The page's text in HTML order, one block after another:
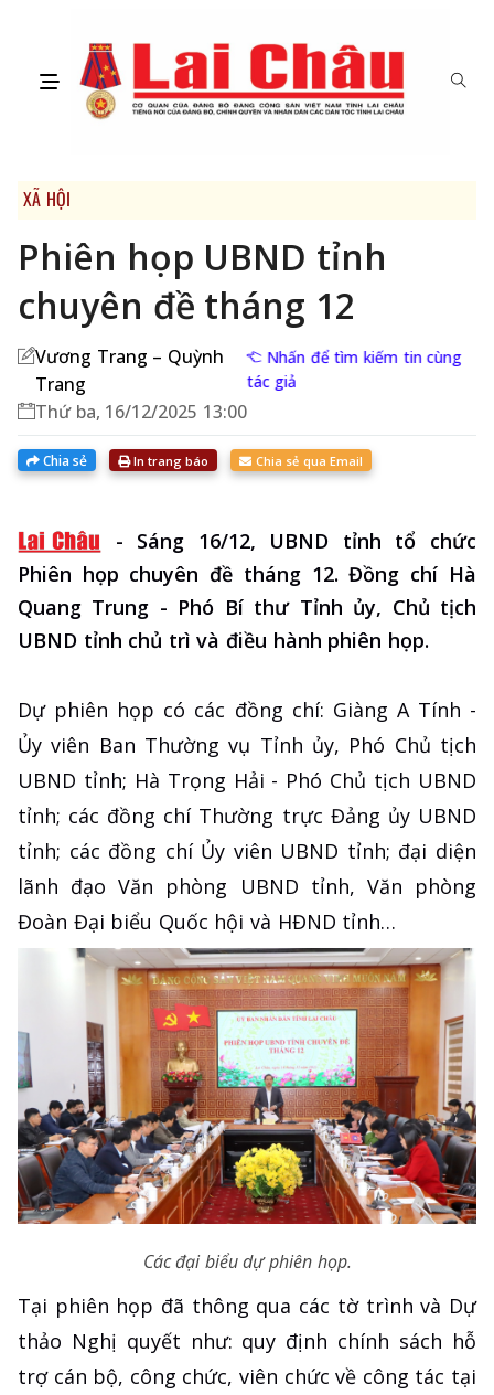
XÃ HỘI
Phiên họp UBND tỉnh
chuyên đề tháng 12
Vương Trang – Quỳnh
Trang
Nhấn để tìm kiếm tin cùng
tác giả
Thứ ba, 16/12/2025 13:00
Chia sẻ In trang báo Chia sẻ qua Email
- Sáng 16/12, UBND tỉnh tổ chức
Phiên họp chuyên đề tháng 12. Đồng chí Hà
Quang Trung - Phó Bí thư Tỉnh ủy, Chủ tịch
UBND tỉnh chủ trì và điều hành phiên họp.
Dự phiên họp có các đồng chí: Giàng A Tính -
Ủy viên Ban Thường vụ Tỉnh ủy, Phó Chủ tịch
UBND tỉnh; Hà Trọng Hải - Phó Chủ tịch UBND
tỉnh; các đồng chí Thường trực Đảng ủy UBND
tỉnh; các đồng chí Ủy viên UBND tỉnh; đại diện
lãnh đạo Văn phòng UBND tỉnh, Văn phòng
Đoàn Đại biểu Quốc hội và HĐND tỉnh…
Các đại biểu dự phiên họp.
Tại phiên họp đã thông qua các tờ trình và Dự
thảo Nghị quyết như: quy định chính sách hỗ
trợ cán bộ, công chức, viên chức về công tác tại